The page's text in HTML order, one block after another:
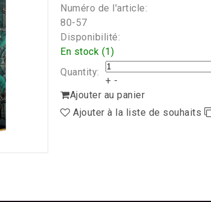
Numéro de l'article:
80-57
Disponibilité:
En stock (1)
Quantity:
+ -
Ajouter au panier
Ajouter à la liste de souhaits